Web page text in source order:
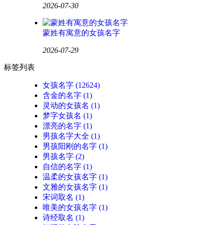
2026-07-30
蒙姓有寓意的女孩名字
2026-07-29
标签列表
女孩名字 (12624)
含金的名字 (1)
灵动的女孩名 (1)
梦字女孩名 (1)
漂亮的名字 (1)
男孩名字大全 (1)
男孩阳刚的名字 (1)
男孩名字 (2)
自信的名字 (1)
温柔的女孩名字 (1)
文雅的女孩名字 (1)
宋词取名 (1)
唯美的女孩名字 (1)
诗经取名 (1)